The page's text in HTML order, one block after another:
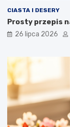
CIASTA I DESERY
Prosty przepis
26 lipca 2026